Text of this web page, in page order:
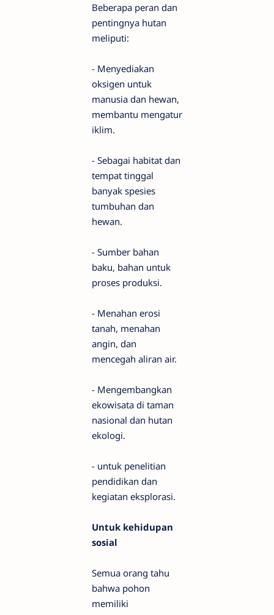
Beberapa peran dan
pentingnya hutan
meliputi:
- Menyediakan
oksigen untuk
manusia dan hewan,
membantu mengatur
iklim.
- Sebagai habitat dan
tempat tinggal
banyak spesies
tumbuhan dan
hewan.
- Sumber bahan
baku, bahan untuk
proses produksi.
- Menahan erosi
tanah, menahan
angin, dan
mencegah aliran air.
- Mengembangkan
ekowisata di taman
nasional dan hutan
ekologi.
- untuk penelitian
pendidikan dan
kegiatan eksplorasi.
Untuk kehidupan
sosial
Semua orang tahu
bahwa pohon
memiliki